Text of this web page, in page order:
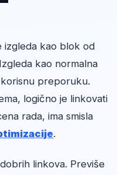
izgleda kao blok od
kao normalna
preporuku.
logično je linkovati
rada, ima smisla
.
linkova. Previše